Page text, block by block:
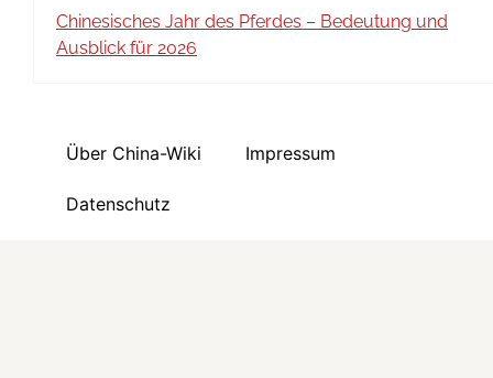
Chinesisches Jahr des Pferdes – Bedeutung und
Ausblick für 2026
Über China-Wiki Impressum
Datenschutz